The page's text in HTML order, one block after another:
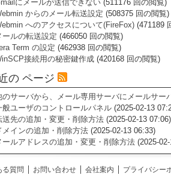
にメールが送信できない(511176 回の閲覧)
からのメール転送設定 (508375 回の閲覧)
へのアクセスについて(FireFox)(471189
ールの転送設定 (466050 回の閲覧)
Term の設定 (462938 回の閲覧)
接続用の秘密鍵作成(420168 回の閲覧)
の ページ
のサーバから、メール専用サーバにメールサー
般ユーザのコントロールパネル(2025-02-13
送先の追加・変更・削除方法(2025-02-13 07:06)
メインの追加・削除方法(2025-02-13 06:33)
ールアドレスの追加・変更・削除方法(2025-02-
る質問 お問い合わせ 会社案内 プライバシー